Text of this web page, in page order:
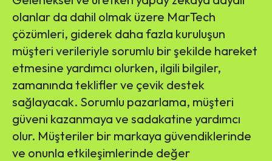
olanlar da dahil olmak üzere MarTech
çözümleri, giderek daha fazla kuruluşun
müşteri verileriyle sorumlu bir şekilde hareket
etmesine yardımcı olurken, ilgili bilgiler,
zamanında teklifler ve çevik destek
sağlayacak. Sorumlu pazarlama, müşteri
güveni kazanmaya ve sadakatine yardımcı
olur. Müşteriler bir markaya güvendiklerinde
ve onunla etkileşimlerinde değer